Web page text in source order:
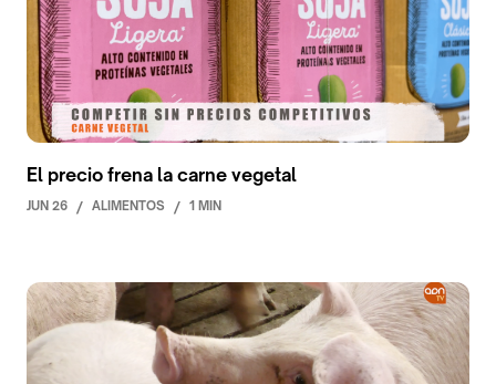
El precio frena la carne vegetal
JUN 26 / ALIMENTOS / 1 MIN